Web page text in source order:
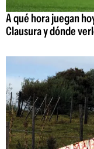
A qué hora juegan
Clausura y dónde